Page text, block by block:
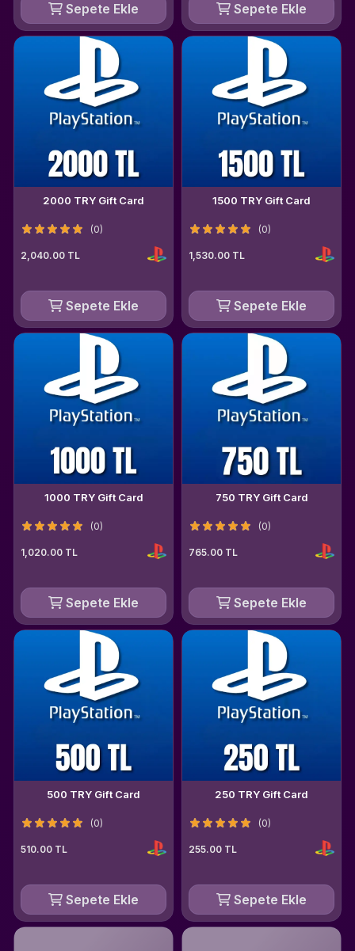
Sepete Ekle Sepete Ekle
2000 TRY Gift Card
(0)
2,040.00 TL
Sepete Ekle
1500 TRY Gift Card
(0)
1,530.00 TL
Sepete Ekle
1000 TRY Gift Card
(0)
1,020.00 TL
Sepete Ekle
750 TRY Gift Card
(0)
765.00 TL
Sepete Ekle
500 TRY Gift Card
(0)
510.00 TL
Sepete Ekle
250 TRY Gift Card
(0)
255.00 TL
Sepete Ekle